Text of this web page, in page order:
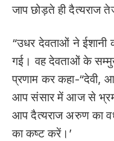
जाप छोड़ते ही दैत्यराज
“उधर देवताओं ने ईशानी
गई। वह देवताओं के
प्रणाम कर कहा-“देवी,
आप संसार में आज से
आप दैत्यराज अरुण का
का कष्ट करें।’